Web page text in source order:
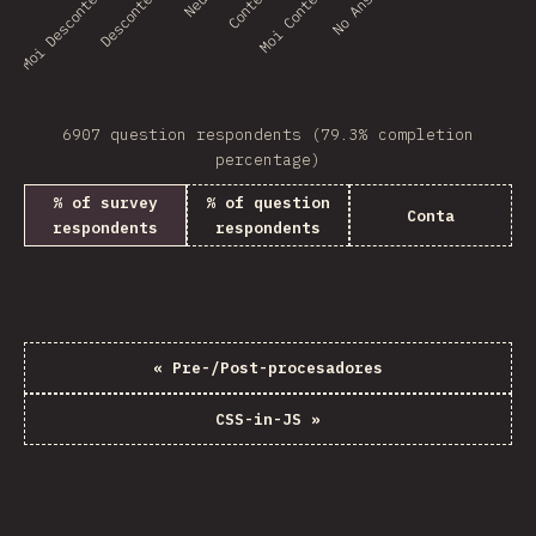
Moi Descontento
6907 question respondents (79.3% completion
percentage)
% of survey
respondents
% of question
respondents
Conta
« Pre-/Post-procesadores
CSS-in-JS »